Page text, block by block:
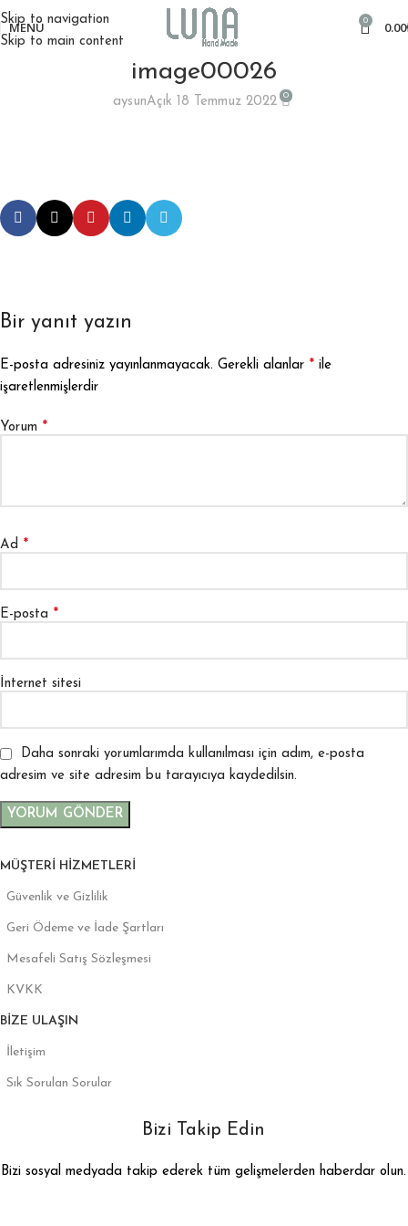
Skip to navigation
Skip to main content
MENÜ 0 0.00
image00026
aysunAçık 18 Temmuz 2022 0
Bir yanıt yazın
E-posta adresiniz yayınlanmayacak. Gerekli alanlar * ile
işaretlenmişlerdir
Yorum *
Ad *
E-posta *
İnternet sitesi
Daha sonraki yorumlarımda kullanılması için adım, e-posta
adresim ve site adresim bu tarayıcıya kaydedilsin.
MÜŞTERI HIZMETLERI
Güvenlik ve Gizlilik
Geri Ödeme ve İade Şartları
Mesafeli Satış Sözleşmesi
KVKK
BIZE ULAŞIN
İletişim
Sık Sorulan Sorular
Bizi Takip Edin
Bizi sosyal medyada takip ederek tüm gelişmelerden haberdar olun.